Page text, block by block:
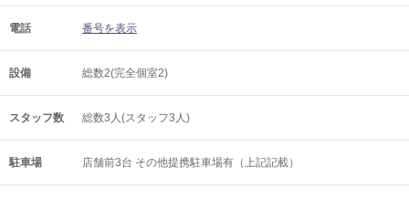
電話 番号を表示
設備 総数2(完全個室2)
スタッフ数 総数3人(スタッフ3人)
駐車場 店舗前3台 その他提携駐車場有（上記記載）